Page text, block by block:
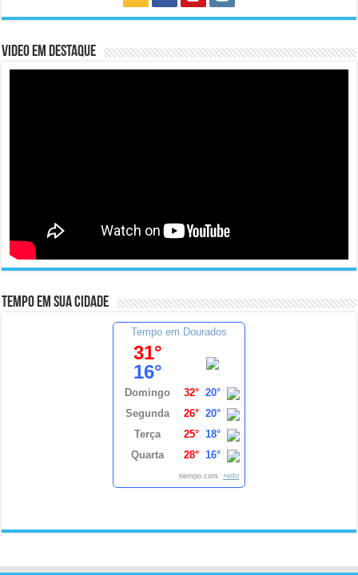
Video em Destaque
Tempo em sua cidade
Tempo em Dourados
31°
16°
Domingo 32° 20°
Segunda
26° 20°
Terça
25° 18°
Quarta
28° 16°
tiempo.com +info